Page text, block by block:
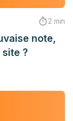
2 min
note,
?